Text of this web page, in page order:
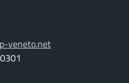
veneto.net